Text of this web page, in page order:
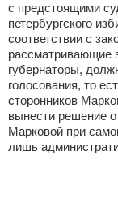
с предстоящими
петербургского
соответствии с
рассматривающие
губернаторы,
голосования, то
сторонников
вынести решение
Марковой при
лишь